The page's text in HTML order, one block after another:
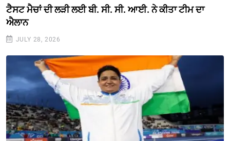
ਟੈਸਟ ਮੈਚਾਂ ਦੀ ਲੜੀ ਲਈ ਬੀ. ਸੀ. ਸੀ. ਆਈ. ਨੇ ਕੀਤਾ ਟੀਮ ਦਾ
ਐਲਾਨ
JULY 28, 2026